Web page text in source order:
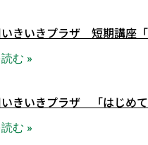
きいきプラザ 短期講座
む »
きいきプラザ 「はじめ
む »